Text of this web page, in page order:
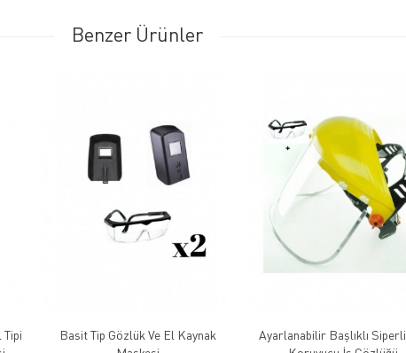
Benzer Ürünler
Basit Tip Gözlük Ve El Kaynak
Ayarlanabilir Başlıklı